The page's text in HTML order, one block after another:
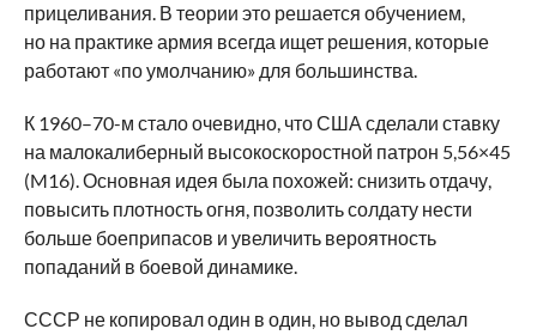
прицеливания. В теории это решается обучением,
но на практике армия всегда ищет решения, которые
работают «по умолчанию» для большинства.
К 1960–70-м стало очевидно, что США сделали ставку
на малокалиберный высокоскоростной патрон 5,56×45
(M16). Основная идея была похожей: снизить отдачу,
повысить плотность огня, позволить солдату нести
больше боеприпасов и увеличить вероятность
попаданий в боевой динамике.
СССР не копировал один в один, но вывод сделал